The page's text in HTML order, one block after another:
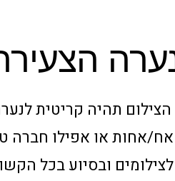
תהיה קריטית
אחות או אפילו חברה
ובסיוע בכל